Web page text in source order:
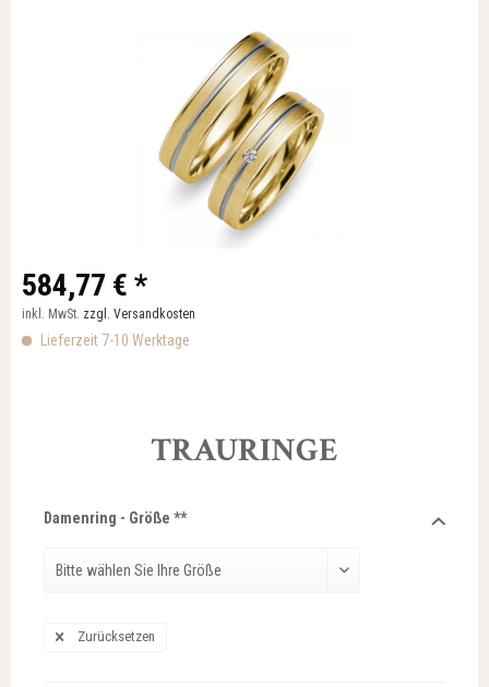
584,77 € *
inkl. MwSt. zzgl. Versandkosten
Lieferzeit 7-10 Werktage
TRAURINGE
Damenring - Größe **
Zurücksetzen